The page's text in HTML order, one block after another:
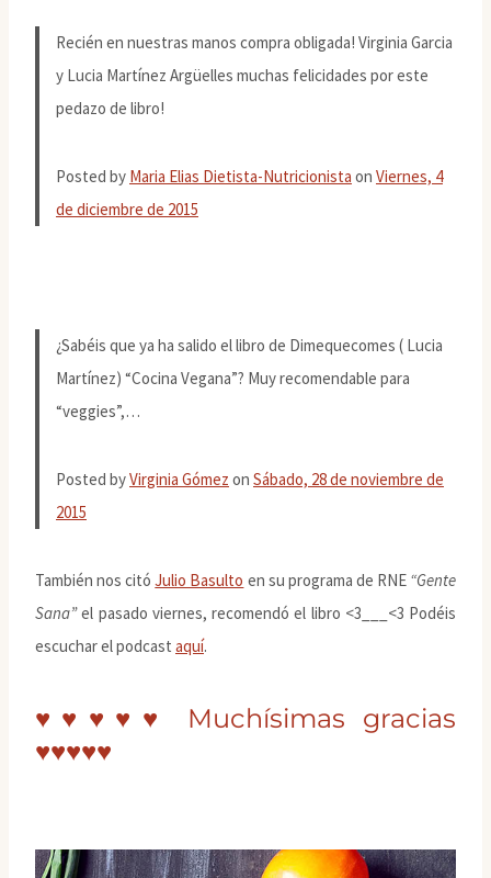
Recién en nuestras manos compra obligada! Virginia Garcia
y Lucia Martínez Argüelles muchas felicidades por este
pedazo de libro!
Posted by Maria Elias Dietista-Nutricionista on Viernes, 4
de diciembre de 2015
¿Sabéis que ya ha salido el libro de Dimequecomes ( Lucia
Martínez) “Cocina Vegana”? Muy recomendable para
“veggies”,…
Posted byVirginia Gómez on Sábado, 28 de noviembre de
2015
También nos citóJulio Basulto en su programa de RNE “Gente
Sana”el pasado viernes, recomendó el libro <3___<3 Podéis
escuchar el podcast aquí.
♥ ♥ ♥ ♥ ♥
Muchísimas gracias
♥♥♥♥♥